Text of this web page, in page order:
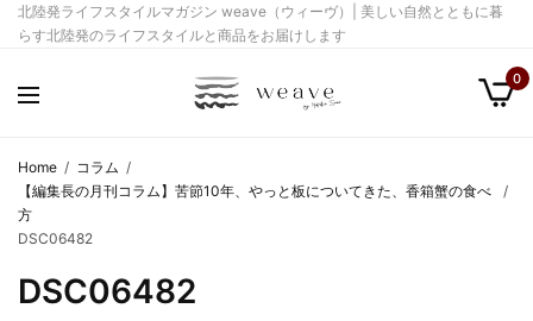
北陸発ライフスタイルマガジン weave（ウィーヴ）| 美しい自然とともに暮
らす北陸発のライフスタイルと商品をお届けします
0
Home
コラム
【編集長の月刊コラム】苦節10年、やっと板についてきた、香箱蟹の食べ
方
DSC06482
DSC06482